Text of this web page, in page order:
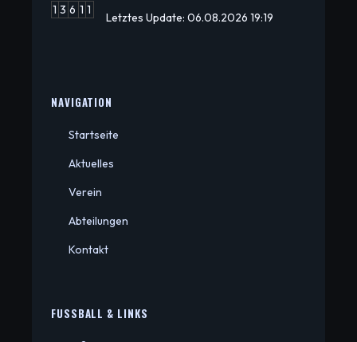
1 3 6 1 1
Letztes Update: 06.08.2026 19:19
NAVIGATION
Startseite
Aktuelles
Verein
Abteilungen
Kontakt
FUSSBALL & LINKS